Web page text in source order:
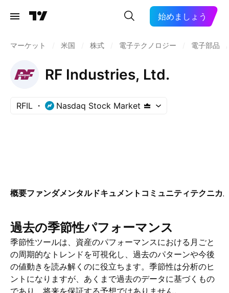
始めましょう
マーケット 米国 株式 電子テクノロジー 電子部品
RF Industries, Ltd.
RFIL Nasdaq Stock Market
概要ファンダメンタルドキュメント コミュニティテクニカ
過去の季節性パフォーマンス
季節性ツールは、資産のパフォーマンスにおける月ごと
の周期的なトレンドを可視化し、過去のパターンや今後
の値動きを読み解くのに役立ちます。季節性は分析のヒ
ントになりますが、あくまで過去のデータに基づくもの
であり、将来を保証する予想ではありません。